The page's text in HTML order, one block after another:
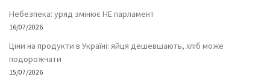
Небезпека: уряд змінює НЕ парламент
16/07/2026
Ціни на продукти в Україні: яйця дешевшають, хліб може
подорожчати
15/07/2026